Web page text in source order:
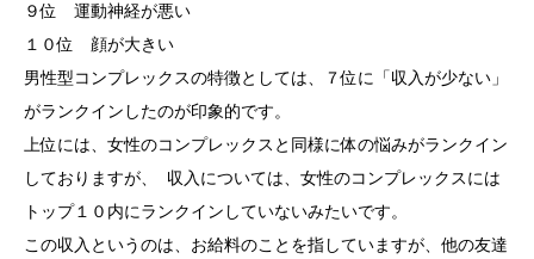
９位 運動神経が悪い
１０位 顔が大きい
男性型コンプレックスの特徴としては、７位に「収入が少ない」
がランクインしたのが印象的です。
上位には、女性のコンプレックスと同様に体の悩みがランクイン
しておりますが、 収入については、女性のコンプレックスには
トップ１０内にランクインしていないみたいです。
この収入というのは、お給料のことを指していますが、他の友達